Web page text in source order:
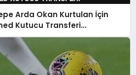
Arda Okan Kurtulan İçin
Kutucu Transferi